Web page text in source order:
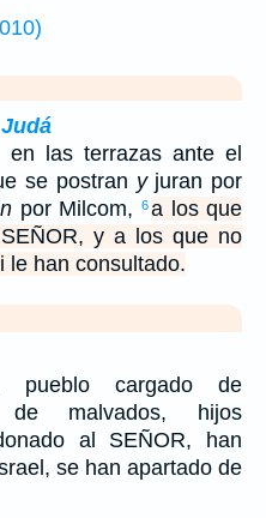
las terrazas ante el
se postran yjuran por
por Milcom, 6a los que
y a los que no
le han consultado.
pueblo cargado de
de malvados, hijos
al SEÑOR, han
se han apartado de